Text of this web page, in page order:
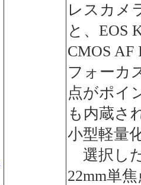
レスカメ
と、EOS
CMOS
フォーカ
点がポイ
も内蔵さ
小型軽量
選択し
22mm単